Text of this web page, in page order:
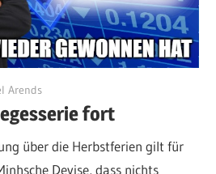
Arends
fort
über die Herbstferien gilt für
Devise, dass nichts